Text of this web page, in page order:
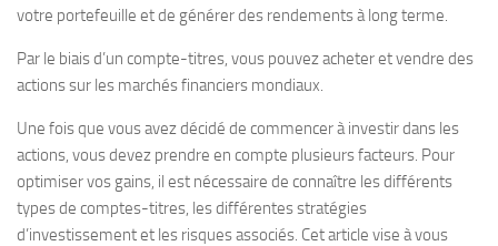
votre portefeuille et de générer des rendements à long terme.
Par le biais d’un compte-titres, vous pouvez acheter et vendre des
actions sur les marchés financiers mondiaux.
Une fois que vous avez décidé de commencer à investir dans les
actions, vous devez prendre en compte plusieurs facteurs. Pour
optimiser vos gains, il est nécessaire de connaître les différents
types de comptes-titres, les différentes stratégies
d’investissement et les risques associés. Cet article vise à vous